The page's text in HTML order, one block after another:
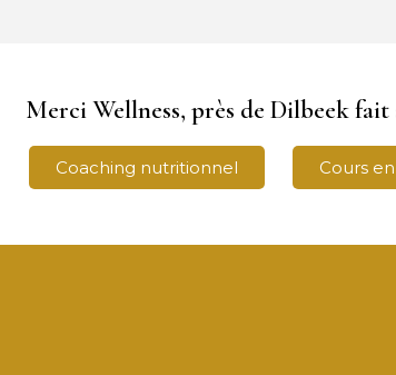
Merci Wellness, près de Dilbeek fait
Coaching nutritionnel Cours